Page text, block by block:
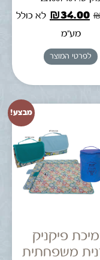
₪34.00
לא כולל
מע"מ
לפרטי המוצר
מבצע!
פיקניק
משפחתית